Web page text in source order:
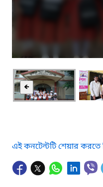
🡸
এই কনটেন্টটি শেয়ার